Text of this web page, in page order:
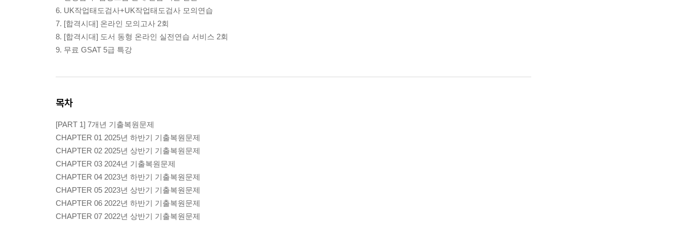
6. UK작업태도검사+UK작업태도검사 모의연습
7. [합격시대] 온라인 모의고사 2회
8. [합격시대] 도서 동형 온라인 실전연습 서비스 2회
9. 무료 GSAT 5급 특강
목차
[PART 1] 7개년 기출복원문제
CHAPTER 01 2025년 하반기 기출복원문제
CHAPTER 02 2025년 상반기 기출복원문제
CHAPTER 03 2024년 기출복원문제
CHAPTER 04 2023년 하반기 기출복원문제
CHAPTER 05 2023년 상반기 기출복원문제
CHAPTER 06 2022년 하반기 기출복원문제
CHAPTER 07 2022년 상반기 기출복원문제